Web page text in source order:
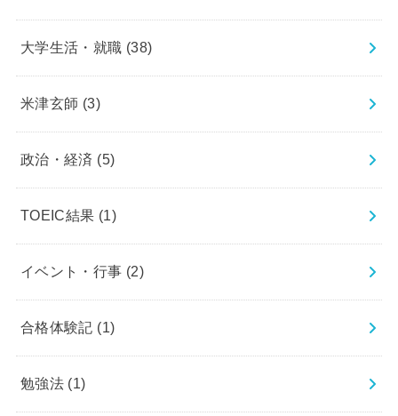
大学生活・就職 (38)
米津玄師 (3)
政治・経済 (5)
TOEIC結果 (1)
イベント・行事 (2)
合格体験記 (1)
勉強法 (1)